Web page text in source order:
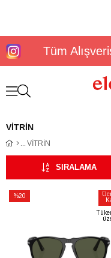
Tüm
VİTRİN
VİTRİN
SIRALAMA
%20